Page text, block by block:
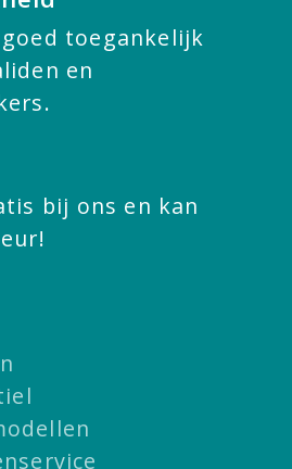
toegankelijk
en
bij ons en kan